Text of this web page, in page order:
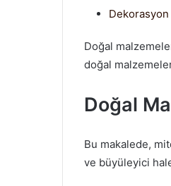
Doğal
doğal
Doğal
Bu makalede,
ve büyüleyici